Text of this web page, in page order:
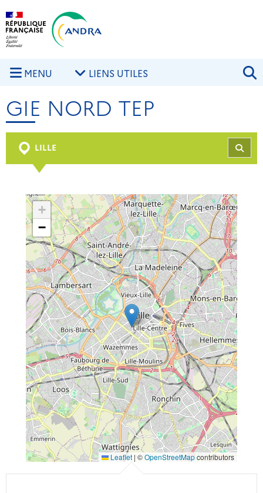
Aller au contenu principal
MENU LIENS UTILES
GIE NORD TEP
LILLE
+
−
Leaflet | ©OpenStreetMapcontributors